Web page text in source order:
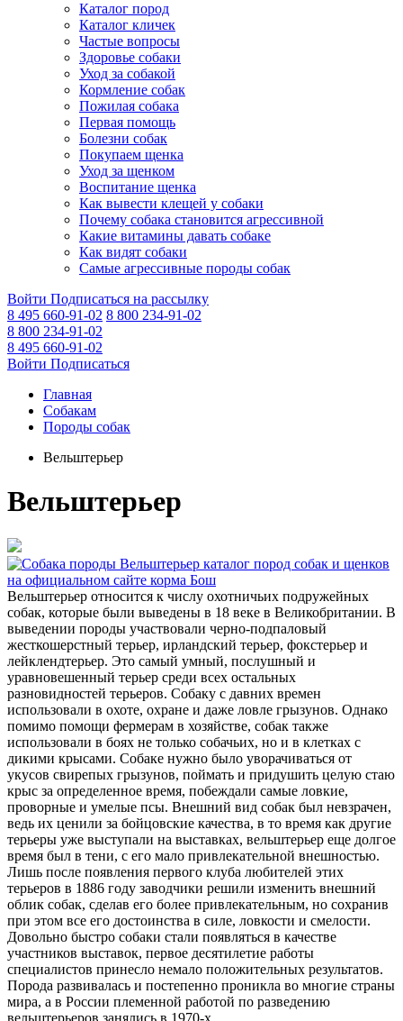
Каталог пород
Каталог кличек
Частые вопросы
Здоровье собаки
Уход за собакой
Кормление собак
Пожилая собака
Первая помощь
Болезни собак
Покупаем щенка
Уход за щенком
Воспитание щенка
Как вывести клещей у собаки
Почему собака становится агрессивной
Какие витамины давать собаке
Как видят собаки
Самые агрессивные породы собак
Войти Подписаться на рассылку
8 495 660-91-02 8 800 234-91-02
8 800 234-91-02
8 495 660-91-02
Войти Подписаться
Главная
Собакам
Породы собак
Вельштерьер
Вельштерьер
Вельштерьер относится к числу охотничьих подружейных
собак, которые были выведены в 18 веке в Великобритании. В
выведении породы участвовали черно-подпаловый
жесткошерстный терьер, ирландский терьер, фокстерьер и
лейклендтерьер. Это самый умный, послушный и
уравновешенный терьер среди всех остальных
разновидностей терьеров. Собаку с давних времен
использовали в охоте, охране и даже ловле грызунов. Однако
помимо помощи фермерам в хозяйстве, собак также
использовали в боях не только собачьих, но и в клетках с
дикими крысами. Собаке нужно было уворачиваться от
укусов свирепых грызунов, поймать и придушить целую стаю
крыс за определенное время, побеждали самые ловкие,
проворные и умелые псы. Внешний вид собак был невзрачен,
ведь их ценили за бойцовские качества, в то время как другие
терьеры уже выступали на выставках, вельштерьер еще долгое
время был в тени, с его мало привлекательной внешностью.
Лишь после появления первого клуба любителей этих
терьеров в 1886 году заводчики решили изменить внешний
облик собак, сделав его более привлекательным, но сохранив
при этом все его достоинства в силе, ловкости и смелости.
Довольно быстро собаки стали появляться в качестве
участников выставок, первое десятилетие работы
специалистов принесло немало положительных результатов.
Порода развивалась и постепенно проникла во многие страны
мира, а в России племенной работой по разведению
вельштерьеров занялись в 1970-х.